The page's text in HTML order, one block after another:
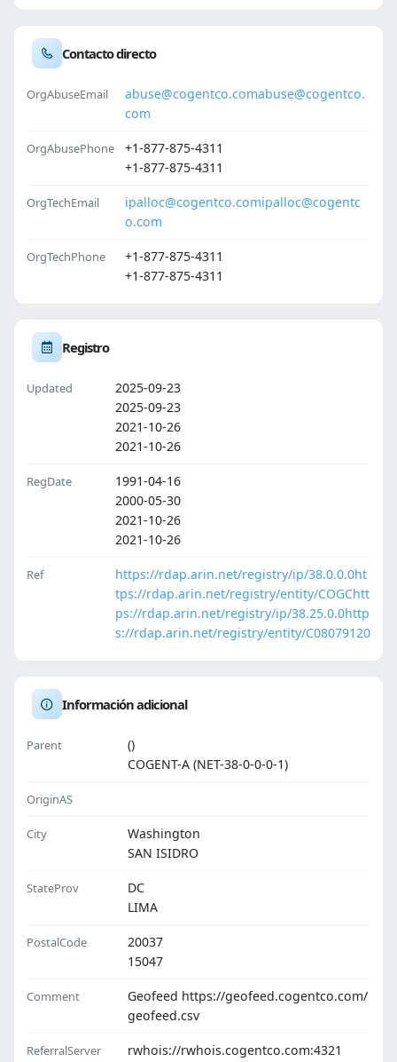
Contacto directo
OrgAbuseEmail abuse@cogentco.comabuse@cogentco.
com
OrgAbusePhone
+1-877-875-4311
+1-877-875-4311
OrgTechEmail ipalloc@cogentco.comipalloc@cogentc
o.com
OrgTechPhone
+1-877-875-4311
+1-877-875-4311
Registro
Updated
2025-09-23
2025-09-23
2021-10-26
2021-10-26
RegDate
1991-04-16
2000-05-30
2021-10-26
2021-10-26
Ref https://rdap.arin.net/registry/ip/38.0.0.0ht
tps://rdap.arin.net/registry/entity/COGChtt
ps://rdap.arin.net/registry/ip/38.25.0.0http
s://rdap.arin.net/registry/entity/C08079120
Información adicional
Parent
()
COGENT-A (NET-38-0-0-0-1)
OriginAS
City
Washington
SAN ISIDRO
StateProv
DC
LIMA
PostalCode
20037
15047
Comment
Geofeed https://geofeed.cogentco.com/
geofeed.csv
ReferralServer rwhois://rwhois.cogentco.com:4321